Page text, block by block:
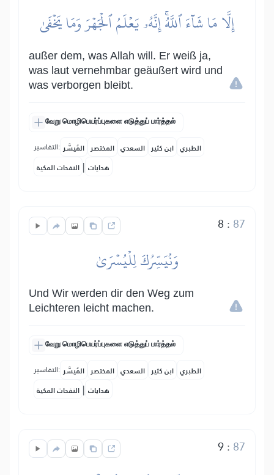
إِلَّا مَا شَآءَ ٱللَّهُۚ إِنَّهُۥ يَعۡلَمُ ٱلۡجَهۡرَ وَمَا يَخۡفَىٰ
außer dem, was Allah will. Er weiß ja,
was laut vernehmbar geäußert wird und
was verborgen bleibt.
வேறு மொழிபெயர்ப்புகளை எடுத்துப் பார்த்தல்
التفاسير: المُيسَّر المختصر السعدي ابن كثير الطبري
النفحات المكية | هدايات
8 : 87
وَنُيَسِّرُكَ لِلۡيُسۡرَىٰ
Und Wir werden dir den Weg zum
Leichteren leicht machen.
வேறு மொழிபெயர்ப்புகளை எடுத்துப் பார்த்தல்
التفاسير: المُيسَّر المختصر السعدي ابن كثير الطبري
النفحات المكية | هدايات
9: 87